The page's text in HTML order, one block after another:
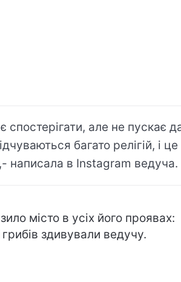
але не пускає
багато релігій, і це
написала в Instagram ведуча.
місто в усіх його проявах:
здивували ведучу.